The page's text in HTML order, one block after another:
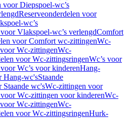
voor Diepspoel-wc’s
Reserveonderdelen voor
wc’s
Vlakspoel-wc’s verlengdComfort
voor Comfort wc-zittingenWc-
Wc-zittingenWc-
voor Wc-zittingsringenWc’s voor
Wc’s voor kinderenHang-
Hang-wc'sStaande
Staande wc'sWc-zittingen voor
Wc-zittingen voor kinderenWc-
Wc-zittingenWc-
voor Wc-zittingsringenHurk-